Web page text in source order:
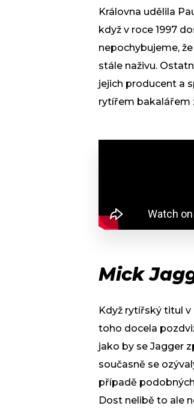
Královna udělila
když v roce 1997
nepochybujeme,
stále naživu.
jejich producent a
rytířem bakalářem
Mick
Když rytířský titul
toho docela
jako by se Jagger
současně se
případě
Dost nelibě to ale